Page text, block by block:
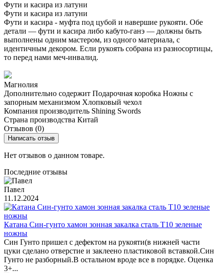
Фути и касира из латуни
Фути и касира из латуни
Фути и касира - муфта под цубой и навершие рукояти. Обе
детали — фути и касира либо кабуто-ганэ — должны быть
выполнены одним мастером, из одного материала, с
идентичным декором. Если рукоять собрана из разносортицы,
то перед нами меч-инвалид.
Магнолия
Дополнительно содержит Подарочная коробка Ножны с
запорным механизмом Хлопковый чехол
Компания производитель Shining Swords
Страна производства Китай
Отзывов (0)
Написать отзыв
Нет отзывов о данном товаре.
Последние отзывы
Павел
11.12.2024
Катана Син-гунто хамон зонная закалка сталь T10 зеленые
ножны
Син Гунто пришел с дефектом на рукояти(в нижней части
цуки сделано отверстие и заклеено пластиковой вставкой.Син
Гунто не разборный.В остальном вроде все в порядке. Оценка
3+...